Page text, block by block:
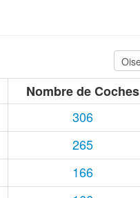
Nombre de Coches
306
265
166